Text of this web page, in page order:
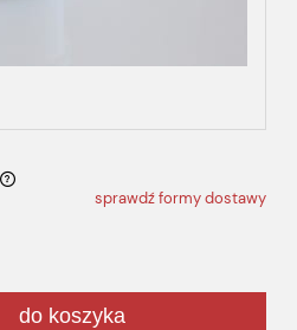
kosztów płatności
sprawdź formy dostawy
do koszyka